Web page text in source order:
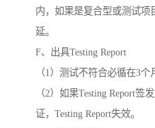
内，如果是复合型或测试项
延。
F、出具Testing Report
（1）测试不符合必循在3
（2）如果Testing Report签
证，Testing Report失效。